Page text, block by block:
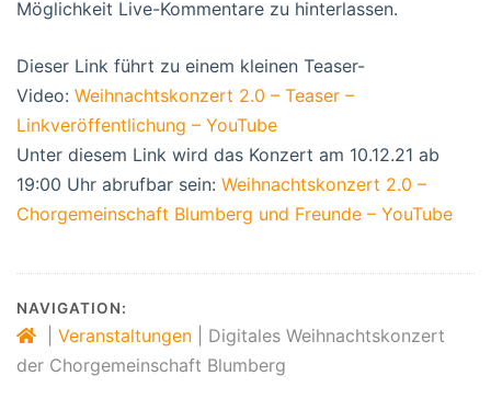
Möglichkeit Live-Kommentare zu hinterlassen.
Dieser Link führt zu einem kleinen Teaser-
Video: Weihnachtskonzert 2.0 – Teaser –
Linkveröffentlichung – YouTube
Unter diesem Link wird das Konzert am 10.12.21 ab
19:00 Uhr abrufbar sein: Weihnachtskonzert 2.0 –
Chorgemeinschaft Blumberg und Freunde – YouTube
NAVIGATION:
Veranstaltungen
Digitales Weihnachtskonzert
der Chorgemeinschaft Blumberg